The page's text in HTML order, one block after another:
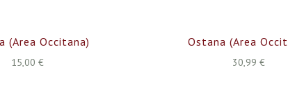
(Area Occitana)
15,00 €
Ostana (Area
30,99 €